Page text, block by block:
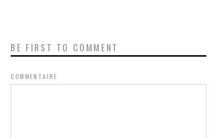
BE FIRST TO COMMENT
COMMENTAIRE